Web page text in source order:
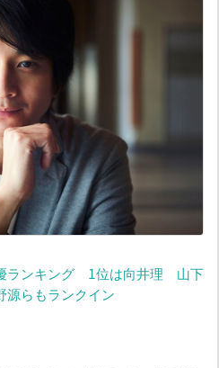
ランキング 1位は向井理 山下
源らもランクイン